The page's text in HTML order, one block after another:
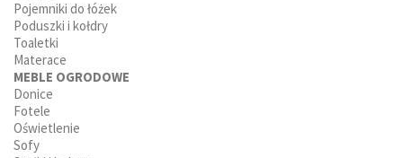
Pojemniki do łóżek
Poduszki i kołdry
Toaletki
Materace
MEBLE OGRODOWE
Donice
Fotele
Oświetlenie
Sofy